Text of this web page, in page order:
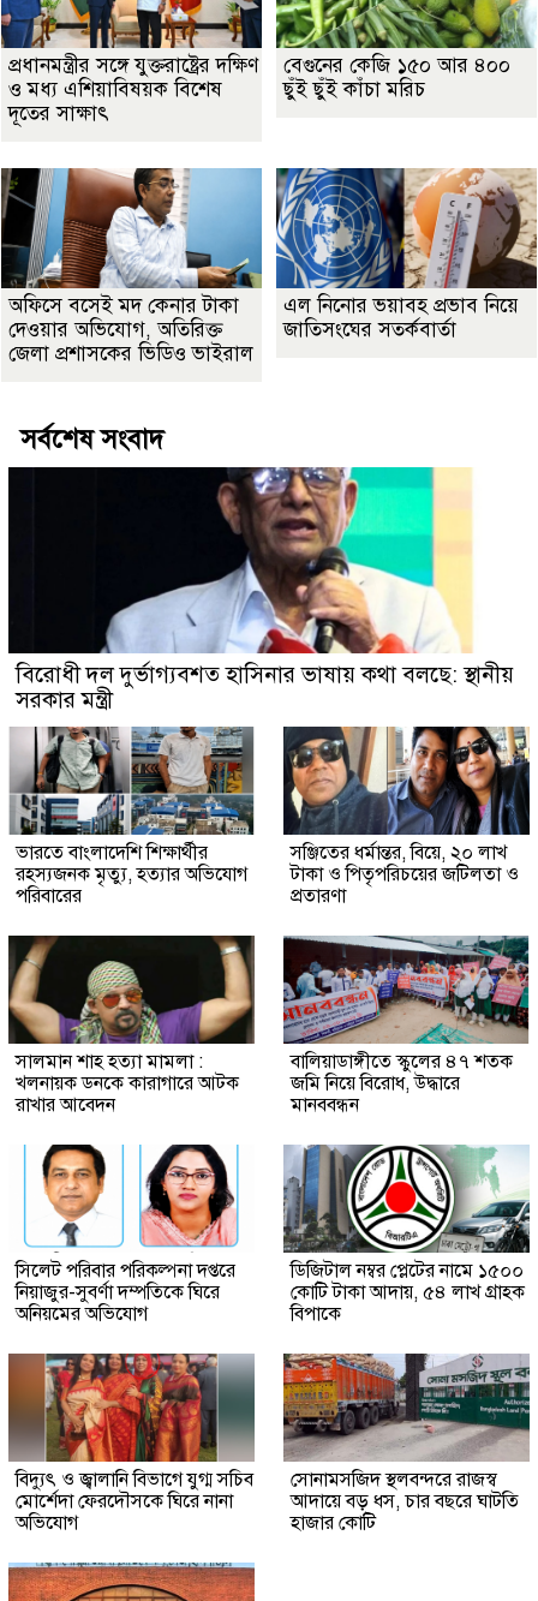
প্রধানমন্ত্রীর সঙ্গে যুক্তরাষ্ট্রের দক্ষিণ
ও মধ্য এশিয়াবিষয়ক বিশেষ
দূতের সাক্ষাৎ
বেগুনের কেজি ১৫০ আর ৪০০
ছুঁই ছুঁই কাঁচা মরিচ
অফিসে বসেই মদ কেনার টাকা
দেওয়ার অভিযোগ, অতিরিক্ত
জেলা প্রশাসকের ভিডিও ভাইরাল
এল নিনোর ভয়াবহ প্রভাব নিয়ে
জাতিসংঘের সতর্কবার্তা
সর্বশেষ সংবাদ
বিরোধী দল দুর্ভাগ্যবশত হাসিনার ভাষায় কথা বলছে: স্থানীয়
সরকার মন্ত্রী
ভারতে বাংলাদেশি শিক্ষার্থীর
রহস্যজনক মৃত্যু, হত্যার অভিযোগ
পরিবারের
সঞ্জিতের ধর্মান্তর, বিয়ে, ২০ লাখ
টাকা ও পিতৃপরিচয়ের জটিলতা ও
প্রতারণা
সালমান শাহ হত্যা মামলা :
খলনায়ক ডনকে কারাগারে আটক
রাখার আবেদন
বালিয়াডাঙ্গীতে স্কুলের ৪৭ শতক
জমি নিয়ে বিরোধ, উদ্ধারে
মানববন্ধন
সিলেট পরিবার পরিকল্পনা দপ্তরে
নিয়াজুর-সুবর্ণা দম্পতিকে ঘিরে
অনিয়মের অভিযোগ
ডিজিটাল নম্বর প্লেটের নামে ১৫০০
কোটি টাকা আদায়, ৫৪ লাখ গ্রাহক
বিপাকে
বিদ্যুৎ ও জ্বালানি বিভাগে যুগ্ম সচিব
মোর্শেদা ফেরদৌসকে ঘিরে নানা
অভিযোগ
সোনামসজিদ স্থলবন্দরে রাজস্ব
আদায়ে বড় ধস, চার বছরে ঘাটতি
হাজার কোটি